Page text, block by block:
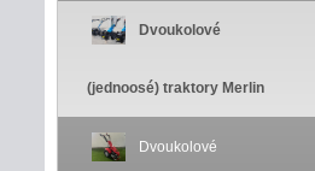
Dvoukolové
(jednoosé) traktory Merlin
Dvoukolové